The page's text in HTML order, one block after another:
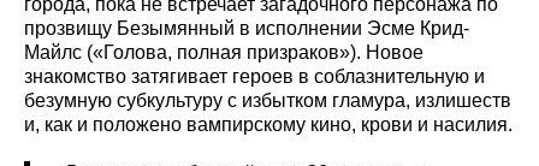
прозвищу Безымянный в исполнении Эсме Крид-
Майлс («Голова, полная призраков»). Новое
знакомство затягивает героев в соблазнительную и
безумную субкультуру с избытком гламура, излишеств
и, как и положено вампирскому кино, крови и насилия.